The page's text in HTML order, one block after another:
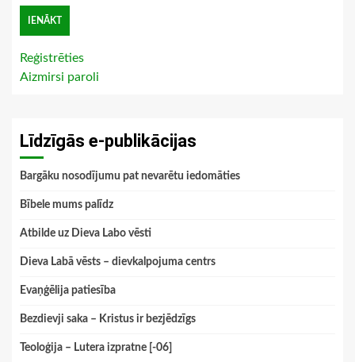
Reģistrēties
Aizmirsi paroli
Līdzīgās e-publikācijas
Bargāku nosodījumu pat nevarētu iedomāties
Bībele mums palīdz
Atbilde uz Dieva Labo vēsti
Dieva Labā vēsts – dievkalpojuma centrs
Evaņģēlija patiesība
Bezdievji saka – Kristus ir bezjēdzīgs
Teoloģija – Lutera izpratne [-06]